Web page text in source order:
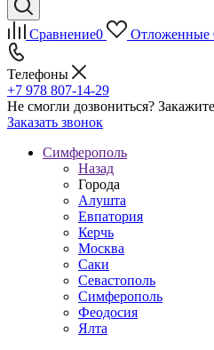
Сравнение0 Отложенные
Телефоны
+7 978 807-14-29
Не смогли дозвониться?
Заказать звонок
Симферополь
Назад
Города
Алушта
Евпатория
Керчь
Москва
Саки
Севастополь
Симферополь
Феодосия
Ялта